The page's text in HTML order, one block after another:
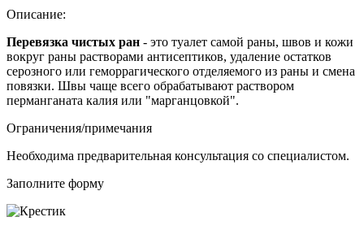
Описание:
Перевязка чистых ран - это туалет самой раны, швов и кожи
вокруг раны растворами антисептиков, удаление остатков
серозного или геморрагического отделяемого из раны и смена
повязки. Швы чаще всего обрабатывают раствором
перманганата калия или "марганцовкой".
Ограничения/примечания
Необходима предварительная консультация со специалистом.
Заполните форму